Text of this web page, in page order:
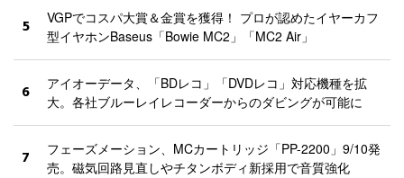
5
VGPでコスパ大賞＆金賞を獲得！ プロが認めたイヤーカフ
型イヤホンBaseus「Bowie MC2」「MC2 Air」
6
アイオーデータ、「BDレコ」「DVDレコ」対応機種を拡
大。各社ブルーレイレコーダーからのダビングが可能に
7
フェーズメーション、MCカートリッジ「PP-2200」9/10発
売。磁気回路見直しやチタンボディ新採用で音質強化